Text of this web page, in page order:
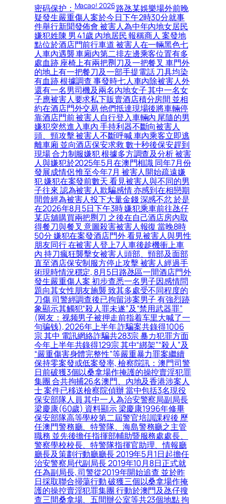
密码保护：Macao! 2026路氹某娛樂場外前晚
疑發生嚴重傷人案於今日下午2時30分就事
件舉行新聞發佈會 被害人為中年內地女居民
嫌犯姓陳 男 41歲 內地居民 報稱商人 案發地
點位於酒店門前行車道 被害人在一輛黑色七
人車內遇襲 車廂內第二排左邊乘客位置有多
處血跡 座椅上有兩把𠝹刀及一把餐叉 車門外
的地上有一把餐刀及一部手提電話 刀具均染
有血跡 根據調查 事發時七人車內除被害人外
還有一名男司機及兩名內地女子 其中一名女
子應被害人要求私下販賣酒店積分房間 並相
約在酒店門外交易 他們抵達現場後將車輛停
靠酒店門前 被害人自行登入車輛內 尾隨的男
嫌犯突然進入車內 手持利器不斷向被害人
頭、頸攻擊 被害人不斷呼喊 車內乘客立即逃
離車廂 並向酒店保安求救 數十秒後保安趕到
現場 合力制服嫌犯 根據多方調查及分析 被害
人與嫌犯於2025年5月在澳門相識 同年7月份
發展成情侶 惟至今年7月 被害人開始疏遠嫌
犯 嫌犯在案發前數天 看見被害人與不同的男
子往來 認為被害人欺騙感情 亦感到在相戀期
間曾經為被害人投下大量金錢 深感不忿 於是
在2026年8月5日下午3時 嫌犯乘車前往氹仔
某店舖購買兩把𠝹刀 之後在自己酒店房內取
得餐刀與餐叉 意圖殺害被害人報復 當晚8時
50分 嫌犯在案發酒店門外 看見被害人與男性
朋友同行 在被害人登上7人車後趁機衝上車
內 持刀瘋狂襲擊女被害人頭部、頸部及面部
直至酒店保安制服方停止攻擊 被害人經過手
術現時情況穩定, 8月5日路氹區一間酒店門外
發生嚴重傷人案 初步查悉一名男子因感情問
題向其女性朋友施襲 致其多處受不同程度的
刀傷 司警經調查後已拘留涉案男子 有強烈跡
象顯示其觸犯“殺人罪未遂”及“禁用武器罪”
(网友：视频男子被押走前指着车里大喊了一
句骗钱), 2026年上半年 詐騙案共錄得1006
宗 其中 電訊網絡詐騙共283宗 暴力犯罪方面
今年上半年共錄得129宗 其中“綁架”“殺人”及
“嚴重傷害身體完整性”等嚴重暴力罪案繼續
保持零案發或低案發率, 檢察院訊：澳門司警
日前破獲3個以桑拿場作掩護的操控賣淫犯罪
集團 合共拘捕26名澳門、內地及香港涉案人
士 案件已移送檢察院偵辦 當中包括3名現役
保安部隊人員 其中一人為治安警察局副局長
梁慶康(60歲) 資料顯示 梁慶康1996年修畢
保安部隊高等學校第二屆警官培訓課程後 歷
任澳門警務廳、特警隊、海島警務廳之主管
職務 並先後擔任指揮部輔助暨服務處處長、
警察學校校長、特警隊指揮官助理、情報廳
廳長及策劃行動廳廳長 2019年5月1日起擔任
治安警察局代副局長 2019年10月8日正式就
任為副局長, 司警從2019年開始追查 並於昨
日採取聯合掃蕩行動 破獲三個以桑拿場作掩
護的操控賣淫犯罪集團 行動於澳門及氹仔搜
查三間桑拿場、五間辦公室等共23個地點 拘